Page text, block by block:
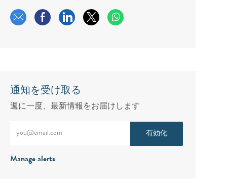
通知を受け取る
週に一度、最新情報をお届けします
有効化
Manage alerts